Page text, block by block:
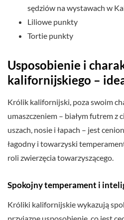
sędziów na wystawach w
Liliowe punkty
Tortie punkty
Usposobienie i
kalifornijskiego –
Królik kalifornijski, poza swoim
umaszczeniem – białym futrem z
uszach, nosie i łapach – jest
łagodny i towarzyski
roli zwierzęcia towarzyszącego.
Spokojny temperament i
Króliki kalifornijskie wykazują
przyjazne usposobienie, co jest